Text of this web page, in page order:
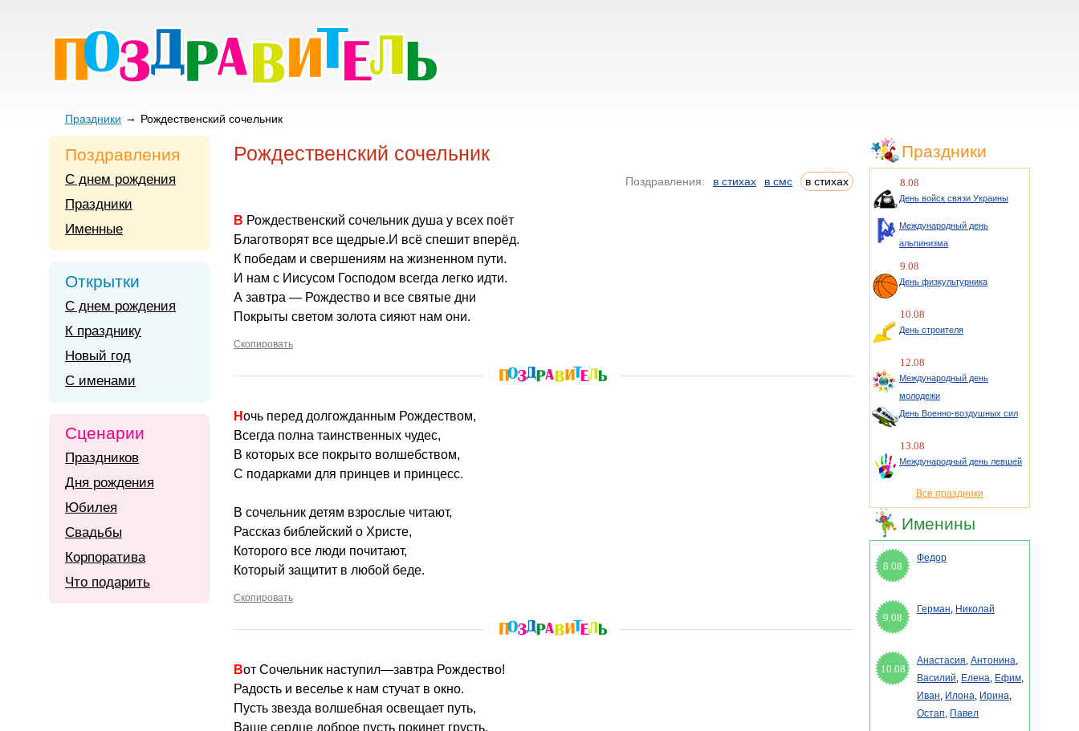
Праздники Рождественский сочельник
Рождественский сочельник
Поздравления: в стихах в смс в стихах
В Рождественский сочельник душа у всех поёт
Благотворят все щедрые.И всё спешит вперёд.
К победам и свершениям на жизненном пути.
И нам с Иисусом Господом всегда легко идти.
А завтра — Рождество и все святые дни
Покрыты светом золота сияют нам они.
Скопировать
Ночь перед долгожданным Рождеством,
Всегда полна таинственных чудес,
В которых все покрыто волшебством,
С подарками для принцев и принцесс.
В сочельник детям взрослые читают,
Рассказ библейский о Христе,
Которого все люди почитают,
Который защитит в любой беде.
Скопировать
Вот Сочельник наступил—завтра Рождество!
Радость и веселье к нам стучат в окно.
Пусть звезда волшебная освещает путь,
Ваше сердце доброе пусть покинет грусть.
Поздравления
С днем рождения
Праздники
Именные
Открытки
С днем рождения
К празднику
Новый год
С именами
Сценарии
Праздников
Дня рождения
Юбилея
Свадьбы
Корпоратива
Что подарить
Праздники
8.08
День войск связи Украины
Международный день
альпинизма
9.08
День физкультурника
10.08
День строителя
12.08
Международный день
молодежи
День Военно-воздушных сил
13.08
Международный день левшей
Все праздники
Именины
8.08
Федор
9.08
Герман, Николай
10.08
Анастасия, Антонина,
Василий, Елена, Ефим,
Иван, Илона, Ирина,
Остап, Павел